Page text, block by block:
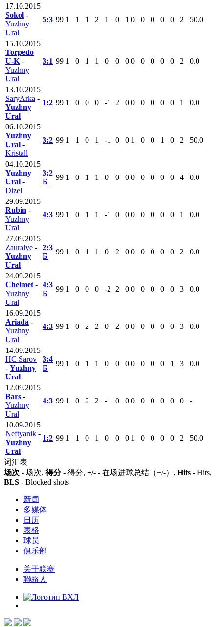
17.10.2015
Sokol -
Yuzhny
Ural
5:3 99 1 1 1 2 1 0 1 0 0 0 0 0 2 50.0
15.10.2015
Torpedo
U-K -
Yuzhny
Ural
3:1 99 1 0 1 1 0 0 0 0 0 0 0 0 2 0.0
13.10.2015
SaryArka -
Yuzhny
Ural
1:2 99 1 0 0 0 -1 2 0 0 0 0 0 0 1 0.0
06.10.2015
Yuzhny
Ural -
Kristall
3:2 99 1 1 0 1 -1 0 0 1 0 0 1 0 2 50.0
04.10.2015
Yuzhny
Ural -
Dizel
3:2
Б
99 1 0 1 1 0 0 0 0 0 0 0 0 4 0.0
29.09.2015
Rubin -
Yuzhny
Ural
4:3 99 1 0 1 1 -1 0 0 0 0 0 0 0 1 0.0
27.09.2015
Zauralye -
Yuzhny
Ural
2:3
Б
99 1 0 1 1 0 2 0 0 0 0 0 0 2 0.0
24.09.2015
Chelmet -
Yuzhny
Ural
4:3
Б
99 1 0 0 0 -2 2 0 0 0 0 0 0 3 0.0
16.09.2015
Ariada -
Yuzhny
Ural
4:3 99 1 0 2 2 0 2 0 0 0 0 0 0 3 0.0
14.09.2015
HC Sarov
- Yuzhny
Ural
3:4
Б
99 1 0 1 1 0 0 0 0 0 0 0 1 3 0.0
12.09.2015
Bars -
Yuzhny
Ural
4:3 99 1 0 2 2 -1 0 0 0 0 0 0 0 0 -
10.09.2015
Neftyanik -
Yuzhny
Ural
1:2 99 1 1 0 1 0 0 0 1 0 0 0 0 2 50.0
词汇表
场次 - 场次, 得分- 得分, +/- - 在场进球总结（+/-）, Hits - Hits,
BLS - Blocked shots
新闻
多媒体
日历
表格
球员
俱乐部
关于联赛
聯絡人